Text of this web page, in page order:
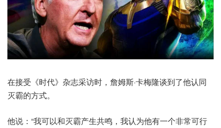
在接受《时代》杂志采访时，詹姆斯·卡梅隆谈到了他认同
灭霸的方式。
他说：“我可以和灭霸产生共鸣，我认为他有一个非常可行